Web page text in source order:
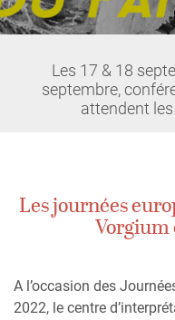
Les 17 & 18
septembre,
attendent
Les journées
Vorgium
A l’occasion des
2022, le centre